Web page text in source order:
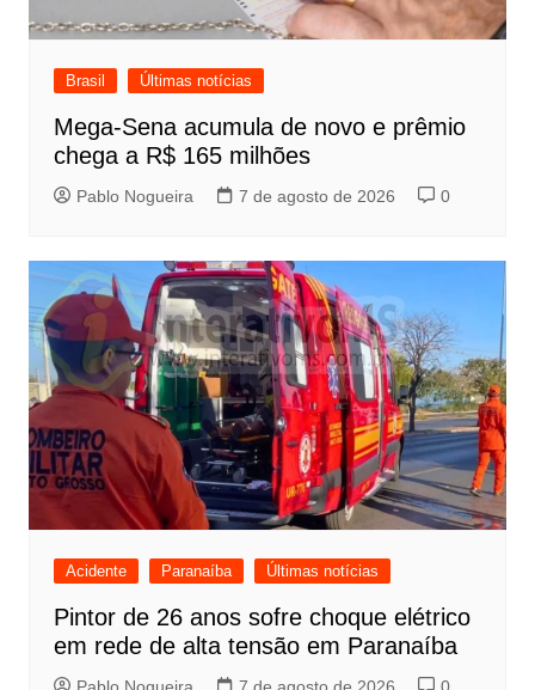
Brasil Últimas notícias
Mega-Sena acumula de novo e prêmio
chega a R$ 165 milhões
Pablo Nogueira 7 de agosto de 2026 0
Acidente Paranaíba Últimas notícias
Pintor de 26 anos sofre choque elétrico
em rede de alta tensão em Paranaíba